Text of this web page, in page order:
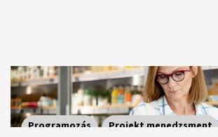
Programozás
Projekt menedzsment